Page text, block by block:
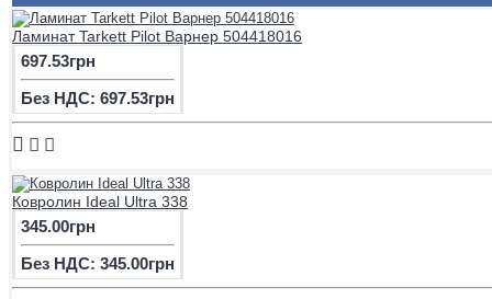
Ламинат Tarkett Pilot Варнер 504418016
697.53грн
Без НДС: 697.53грн
Ковролин Ideal Ultra 338
345.00грн
Без НДС: 345.00грн